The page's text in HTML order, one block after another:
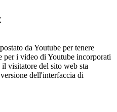
da Youtube per tenere
per i video di Youtube incorporati
visitatore del sito web sta
dell'interfaccia di